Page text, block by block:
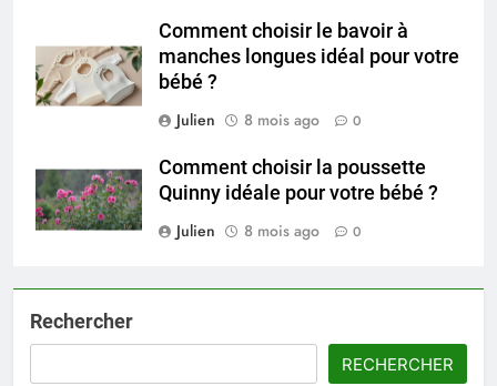
Comment choisir le bavoir à
manches longues idéal pour votre
bébé ?
Julien
8 mois ago 0
Comment choisir la poussette
Quinny idéale pour votre bébé ?
Julien
8 mois ago 0
Rechercher
RECHERCHER